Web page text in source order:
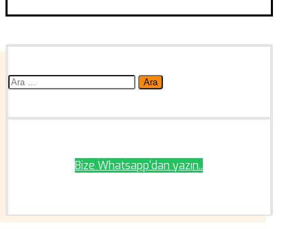
Arama:
Bize Whatsapp'dan yazın..